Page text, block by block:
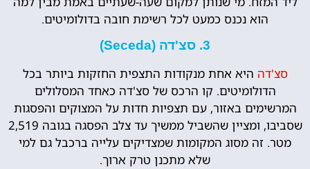
הוא נכנס כמעט לכל רשימת חובה בדולומיטים.
3. סצ'דה (Seceda)
סצ'דה היא אחת מנקודות התצפית החזקות ביותר בכל
הדולומיטים. קו הרכס של סצ'דה כאחד המסלולים
המרשימים באזור, עם תצפיות חדות על המצוקים והפסגות
שסביבו, ומציין שהשביל ממשיך עד צלב הפסגה בגובה 2,519
מטר. זה מסוג המקומות שמצדיקים עלייה ברכבל גם למי
שלא מתכנן טרק ארוך.